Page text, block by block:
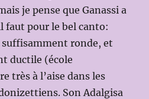
je pense que Ganassi a
faut pour le bel canto:
ronde, et
ductile (école
très à l’aise dans les
Son Adalgisa